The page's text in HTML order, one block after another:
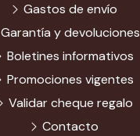
Gastos de envío
Garantía y devoluciones
Boletines informativos
Promociones vigentes
Validar cheque regalo
Contacto